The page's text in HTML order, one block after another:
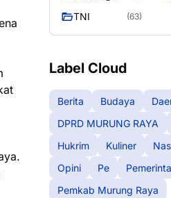
Raya
TNI (63)
Label Cloud
Berita Budaya
DPRD MURUNG RAYA
Hukrim
Kuliner
Opini
Pe
Pemkab Murung Raya